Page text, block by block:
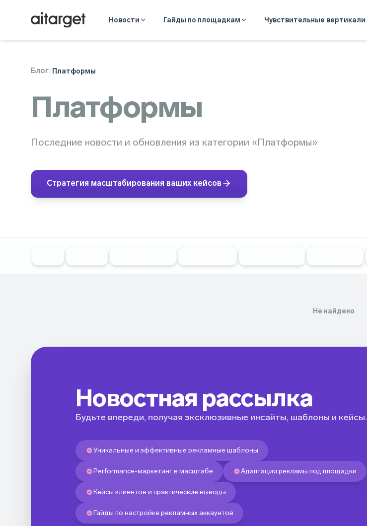
Новости Гайды по площадкам Чувствительные вертикали
Блог/Платформы
Платформы
Последние новости и обновления из категории «Платформы»
Стратегия масштабирования ваших кейсов
Не найдено
Новостная рассылка
Будьте впереди, получая эксклюзивные инсайты, шаблоны и кейсы.
Уникальные и эффективные рекламные шаблоны
Performance-маркетинг в масштабе Адаптация рекламы под площадки
Кейсы клиентов и практические выводы
Гайды по настройке рекламных аккаунтов